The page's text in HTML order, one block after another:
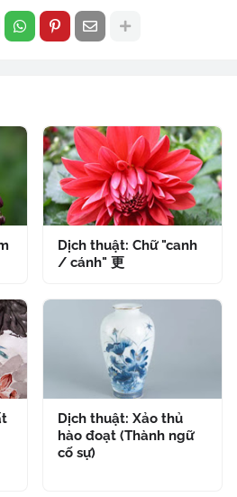
Dịch thuật: Chữ "canh
/ cánh" 更
Dịch thuật: Xảo thủ
hào đoạt (Thành ngữ
cố sự)